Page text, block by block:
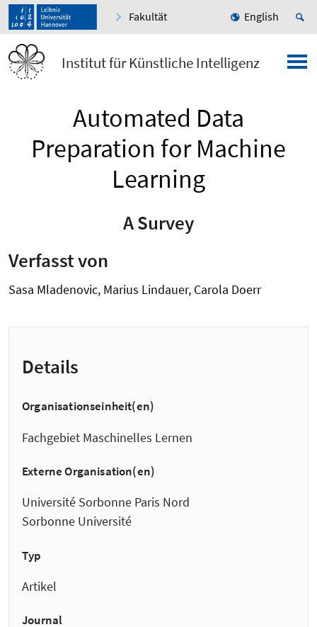
Fakultät English
Institut für Künstliche Intelligenz
Automated Data
Preparation for Machine
Learning
A Survey
Verfasst von
Sasa Mladenovic, Marius Lindauer, Carola Doerr
Details
Organisationseinheit(en)
Fachgebiet Maschinelles Lernen
Externe Organisation(en)
Université Sorbonne Paris Nord
Sorbonne Université
Typ
Artikel
Journal